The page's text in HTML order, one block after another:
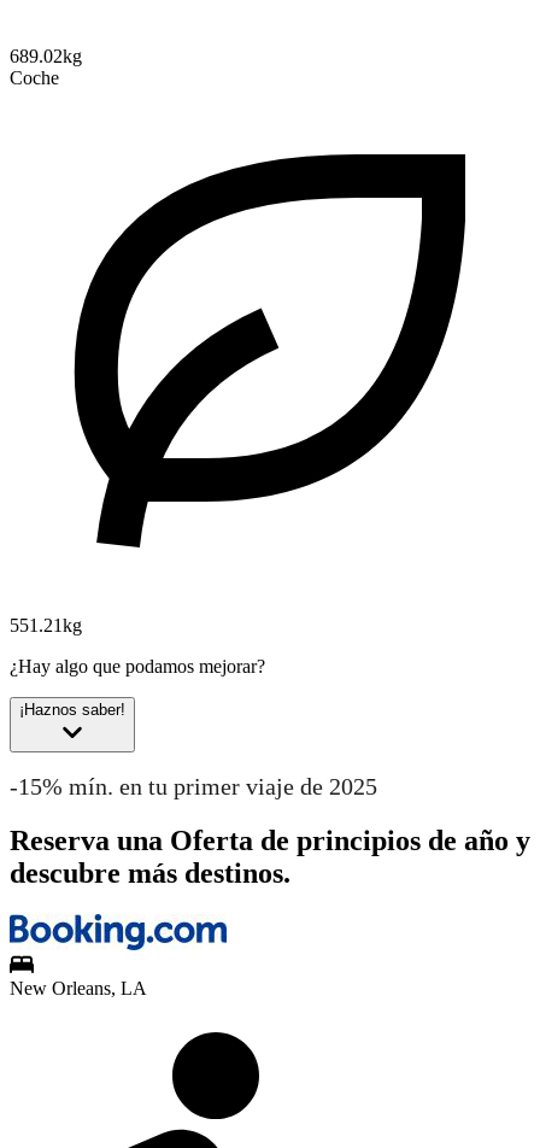
689.02kg
Coche
551.21kg
¿Hay algo que podamos mejorar?
¡Haznos saber!
-15% mín. en tu primer viaje de 2025
Reserva una Oferta de principios de año y
descubre más destinos.
New Orleans, LA